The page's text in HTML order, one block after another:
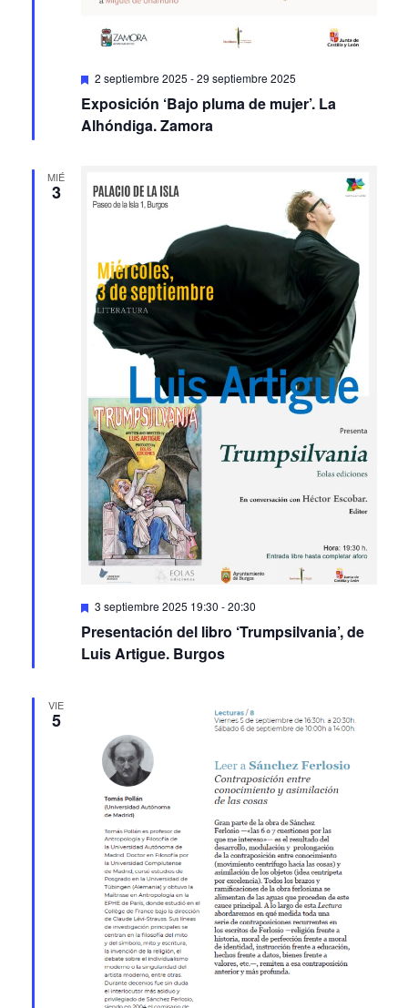
Featured
2 septiembre 2025 -29 septiembre 2025
Exposición ‘Bajo pluma de mujer’. La
Alhóndiga. Zamora
MIÉ
3
Featured
3 septiembre 2025 19:30 -20:30
Presentación del libro ‘Trumpsilvania’, de
Luis Artigue. Burgos
VIE
5